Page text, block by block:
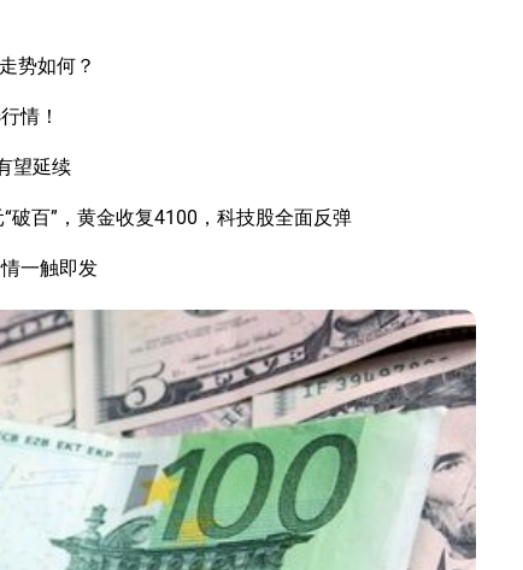
势如何？
情！
望延续
破百”，黄金收复4100，科技股全面反弹
一触即发